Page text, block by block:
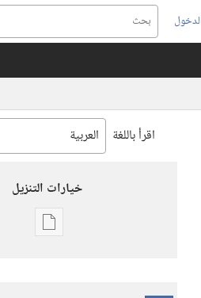
اقرأ باللغة
خيارات التنزيل
خيارات